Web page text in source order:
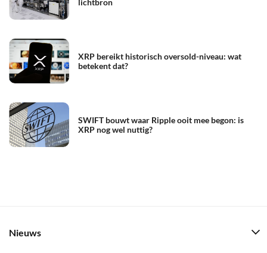
XRP bereikt historisch oversold-niveau: wat
betekent dat?
SWIFT bouwt waar Ripple ooit mee begon: is
XRP nog wel nuttig?
Nieuws